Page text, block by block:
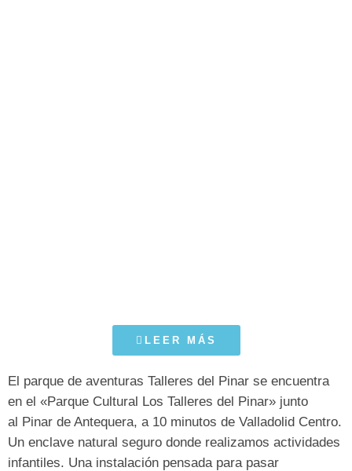
LEER MÁS
El parque de aventuras Talleres del Pinar se encuentra
en el «Parque Cultural Los Talleres del Pinar» junto
al Pinar de Antequera, a 10 minutos de Valladolid Centro.
Un enclave natural seguro donde realizamos actividades
infantiles. Una instalación pensada para pasar